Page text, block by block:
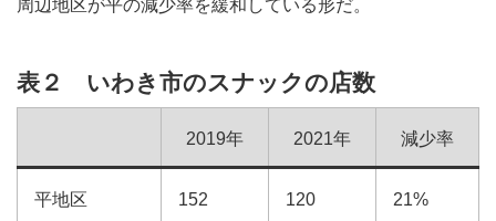
周辺地区が平の減少率を緩和している形だ。
表２ いわき市のスナックの店数
2019年 2021年 減少率
平地区 152 120 21%